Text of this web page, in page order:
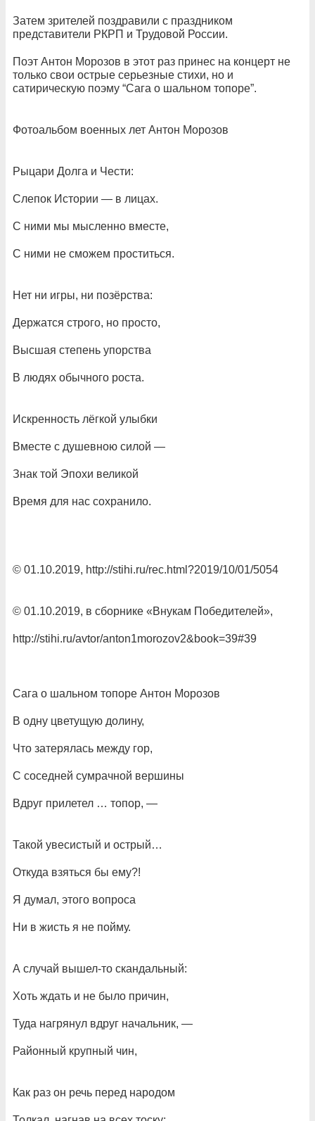
Затем зрителей поздравили с праздником
представители РКРП и Трудовой России.
Поэт Антон Морозов в этот раз принес на концерт не
только свои острые серьезные стихи, но и
сатирическую поэму “Сага о шальном топоре”.
Фотоальбом военных лет Антон Морозов
Рыцари Долга и Чести:
Слепок Истории — в лицах.
С ними мы мысленно вместе,
С ними не сможем проститься.
Нет ни игры, ни позёрства:
Держатся строго, но просто,
Высшая степень упорства
В людях обычного роста.
Искренность лёгкой улыбки
Вместе с душевною силой —
Знак той Эпохи великой
Время для нас сохранило.
© 01.10.2019, http://stihi.ru/rec.html?2019/10/01/5054
© 01.10.2019, в сборнике «Внукам Победителей»,
http://stihi.ru/avtor/anton1morozov2&book=39#39
Сага о шальном топоре Антон Морозов
В одну цветущую долину,
Что затерялась между гор,
С соседней сумрачной вершины
Вдруг прилетел … топор, —
Такой увесистый и острый…
Откуда взяться бы ему?!
Я думал, этого вопроса
Ни в жисть я не пойму.
А случай вышел-то скандальный:
Хоть ждать и не было причин,
Туда нагрянул вдруг начальник, —
Районный крупный чин,
Как раз он речь перед народом